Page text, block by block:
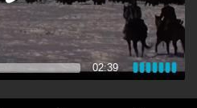
02:39